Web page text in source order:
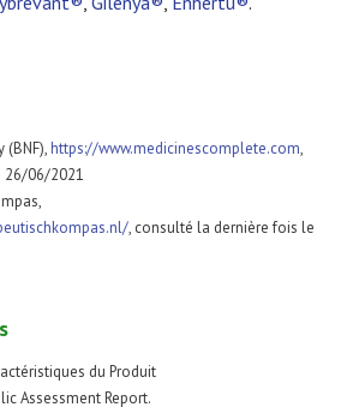
https://www.medicinescomplete.com,
26/06/2021
, consulté la dernière fois le
du Produit
Assessment Report.